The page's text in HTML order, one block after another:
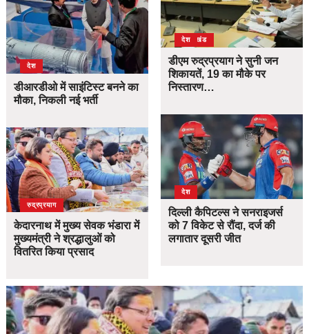
देश
डीआरडीओ में साइंटिस्ट बनने का
मौका, निकली नई भर्ती
उत्तराखंड
देश
रुद्रप्रयाग
केदारनाथ में मुख्य सेवक भंडारा में
मुख्यमंत्री ने श्रद्धालुओं को
वितरित किया प्रसाद
उत्तराखंड
देश
डीएम रुद्रप्रयाग ने सुनी जन
शिकायतें, 19 का मौके पर
निस्तारण…
देश
दिल्ली कैपिटल्स ने सनराइजर्स
को 7 विकेट से रौंदा, दर्ज की
लगातार दूसरी जीत